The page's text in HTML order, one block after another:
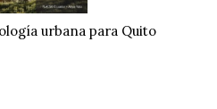
urbana para Quito